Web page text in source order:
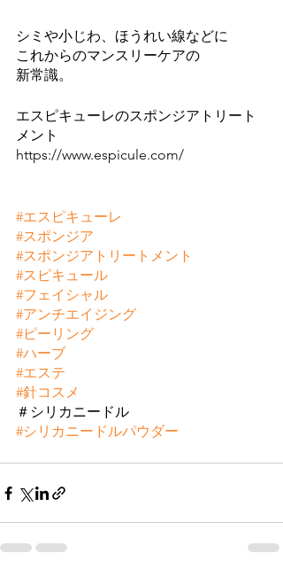
シミや小じわ、ほうれい線などに
これからのマンスリーケアの
新常識。
エスピキューレのスポンジアトリート
メント
https://www.espicule.com/
#エスピキューレ
#スポンジア
#スポンジアトリートメント
#スピキュール
#フェイシャル
#アンチエイジング
#ピーリング
#ハーブ
#エステ
#針コスメ
＃シリカニードル
#シリカニードルパウダー